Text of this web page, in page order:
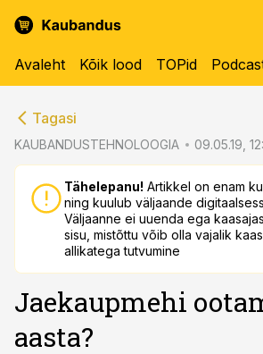
Avaleht Kõik lood TOPid
Tagasi
KAUBANDUSTEHNOLOOGIA 09.05.19,
Tähelepanu! Artikkel on enam
ning kuulub väljaande
Väljaanne ei uuenda ega
sisu, mistõttu võib olla vajalik
allikatega tutvumine
Jaekaupmehi
aasta?